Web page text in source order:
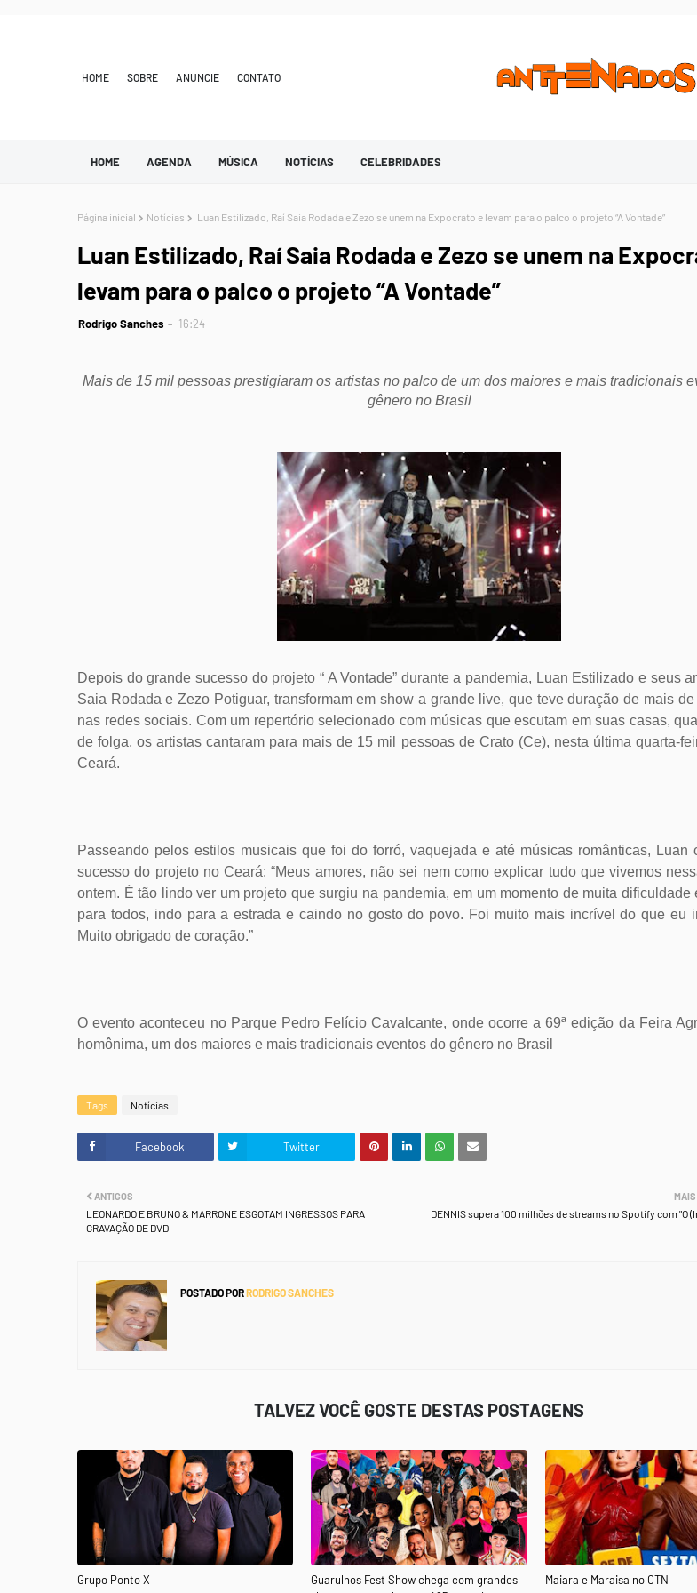
HOME SOBRE ANUNCIE CONTATO
HOME AGENDA MÚSICA NOTÍCIAS CELEBRIDADES
Página inicial Notícias Luan Estilizado, Raí Saia Rodada e Zezo se unem na Expocrato e levam para o palco o projeto “A Vontade”
Luan Estilizado, Raí Saia Rodada e Zezo se unem na
levam para o palco o projeto “A Vontade”
Rodrigo Sanches 16:24
Mais de 15 mil pessoas prestigiaram os artistas no palco de um dos maiores e mais tradicionais
gênero no Brasil
Depois do grande sucesso do projeto “ A Vontade” durante a pandemia, Luan Estilizado e seus
Saia Rodada e Zezo Potiguar, transformam em show a grande live, que teve duração de mais
nas redes sociais. Com um repertório selecionado com músicas que escutam em suas casas,
de folga, os artistas cantaram para mais de 15 mil pessoas de Crato (Ce), nesta última quarta-
Ceará.
Passeando pelos estilos musicais que foi do forró, vaquejada e até músicas românticas, Luan
sucesso do projeto no Ceará: “Meus amores, não sei nem como explicar tudo que vivemos
ontem. É tão lindo ver um projeto que surgiu na pandemia, em um momento de muita dificuldade
para todos, indo para a estrada e caindo no gosto do povo. Foi muito mais incrível do que eu
Muito obrigado de coração.”
O evento aconteceu no Parque Pedro Felício Cavalcante, onde ocorre a 69ª edição da Feira
homônima, um dos maiores e mais tradicionais eventos do gênero no Brasil
Tags Notícias
Facebook Twitter
MAIS
DENNIS supera 100 milhões de streams no Spotify com "O
ANTIGOS
LEONARDO E BRUNO & MARRONE ESGOTAM INGRESSOS PARA
GRAVAÇÃO DE DVD
POSTADO PORRODRIGO SANCHES
TALVEZ VOCÊ GOSTE DESTAS POSTAGENS
Grupo Ponto X
Guarulhos Fest Show chega com grandes
Maiara e Maraisa no CTN